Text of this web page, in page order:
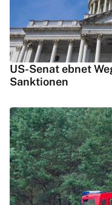
US-Senat ebnet
Sanktionen